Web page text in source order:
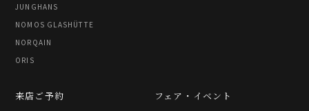
JUNGHANS
NOMOS GLASHÜTTE
NORQAIN
ORIS
フェア・イベント
来店ご予約